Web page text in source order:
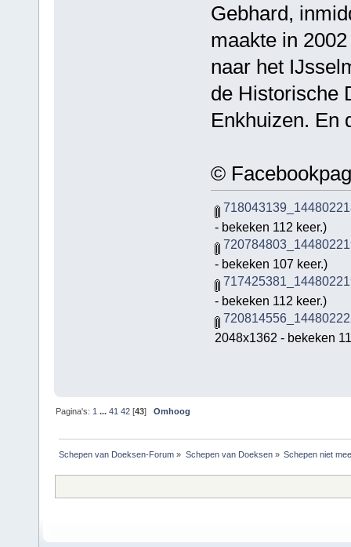
Gebhard,
maakte in
naar het
de Historische
Enkhuizen. En
©
- bekeken 112 keer.)
- bekeken 107 keer.)
- bekeken 112 keer.)
2048x1362 - bekeken
Pagina's: 1 ...41 42 [43]Omhoog
Schepen van Doeksen-Forum » Schepen van Doeksen» Schepen niet